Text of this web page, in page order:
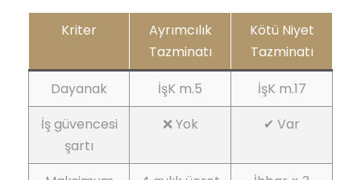
Kriter
Ayrımcılık
Tazminatı
Kötü Niyet
Tazminatı
Dayanak
İşK m.5
İşK m.17
İş güvencesi
şartı
❌ Yok ✔ Var